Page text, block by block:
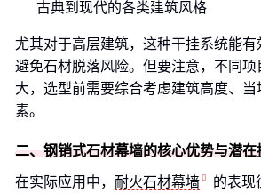
古典到现代的各类建筑风格
尤其对于高层建筑，这种干挂系统能有
避免石材脱落风险。但要注意，不同项
大，选型前需要综合考虑建筑高度、当
素。
二、钢销式石材幕墙的核心优势与潜在
在实际应用中， 耐火石材幕墙 的表现